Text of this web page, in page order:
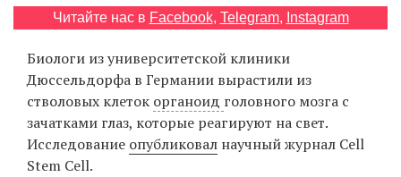
Читайте нас в Facebook, Telegram, Instagram
Биологи из университетской клиники
Дюссельдорфа в Германии вырастили из
стволовых клеток органоид головного мозга с
зачатками глаз, которые реагируют на свет.
Исследование опубликовал научный журнал Cell
Stem Сell.